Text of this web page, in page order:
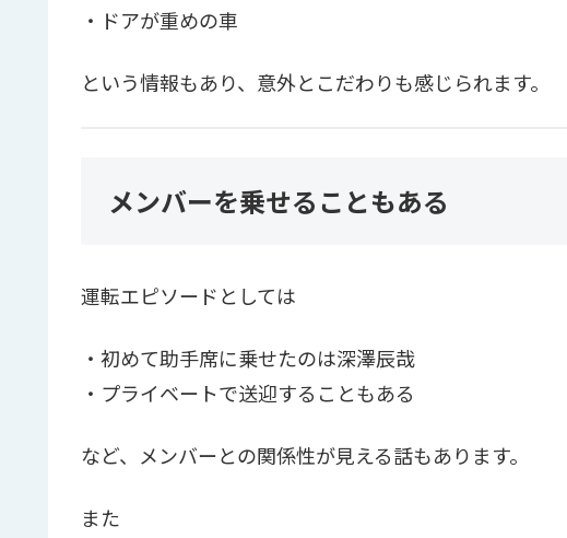
・ドアが重めの車
という情報もあり、意外とこだわりも感じられます。
メンバーを乗せることもある
運転エピソードとしては
・初めて助手席に乗せたのは深澤辰哉
・プライベートで送迎することもある
など、メンバーとの関係性が見える話もあります。
また